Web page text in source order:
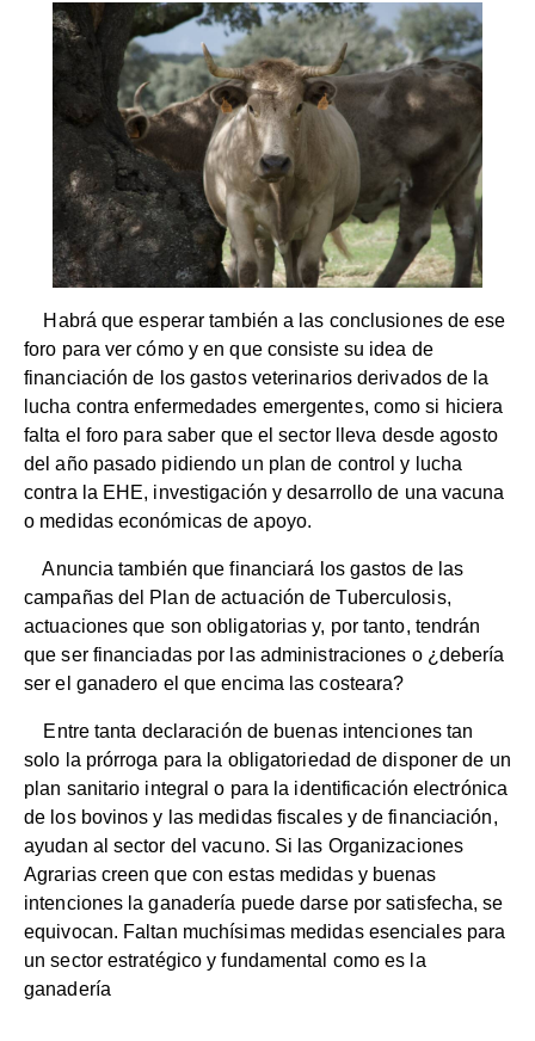
Habrá que esperar también a las conclusiones de ese
foro para ver cómo y en que consiste su idea de
financiación de los gastos veterinarios derivados de la
lucha contra enfermedades emergentes, como si hiciera
falta el foro para saber que el sector lleva desde agosto
del año pasado pidiendo un plan de control y lucha
contra la EHE, investigación y desarrollo de una vacuna
o medidas económicas de apoyo.
Anuncia también que financiará los gastos de las
campañas del Plan de actuación de Tuberculosis,
actuaciones que son obligatorias y, por tanto, tendrán
que ser financiadas por las administraciones o ¿debería
ser el ganadero el que encima las costeara?
Entre tanta declaración de buenas intenciones tan
solo la prórroga para la obligatoriedad de disponer de un
plan sanitario integral o para la identificación electrónica
de los bovinos y las medidas fiscales y de financiación,
ayudan al sector del vacuno. Si las Organizaciones
Agrarias creen que con estas medidas y buenas
intenciones la ganadería puede darse por satisfecha, se
equivocan. Faltan muchísimas medidas esenciales para
un sector estratégico y fundamental como es la
ganadería